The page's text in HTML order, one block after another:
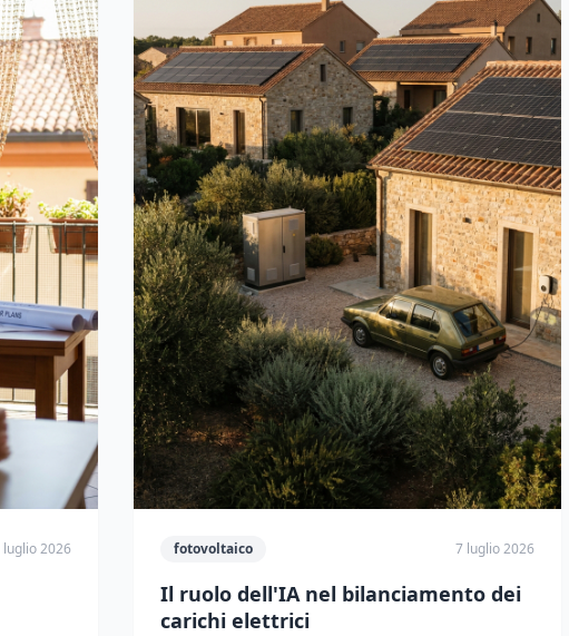
luglio 2026 fotovoltaico 7 luglio 2026
Il ruolo dell'IA nel bilanciamento dei
carichi elettrici